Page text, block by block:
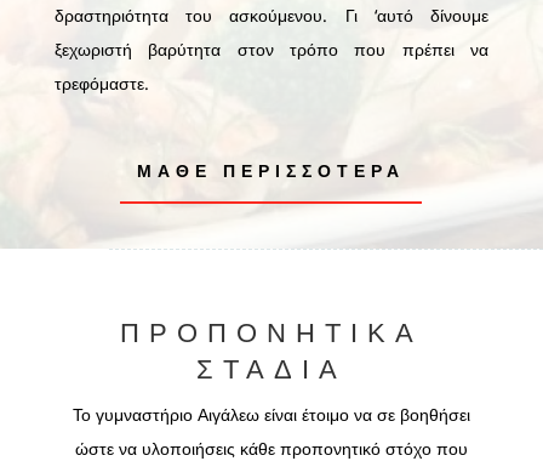
δραστηριότητα του ασκούμενου. Γι ‘αυτό δίνουμε
ξεχωριστή βαρύτητα στον τρόπο που πρέπει να
τρεφόμαστε.
ΜΆΘΕ ΠΕΡΙΣΣΌΤΕΡΑ
ΠΡΟΠΟΝΗΤΙΚΆ
ΣΤΆΔΙΑ
Το γυμναστήριο Αιγάλεω είναι έτοιμο να σε βοηθήσει
ώστε να υλοποιήσεις κάθε προπονητικό στόχο που